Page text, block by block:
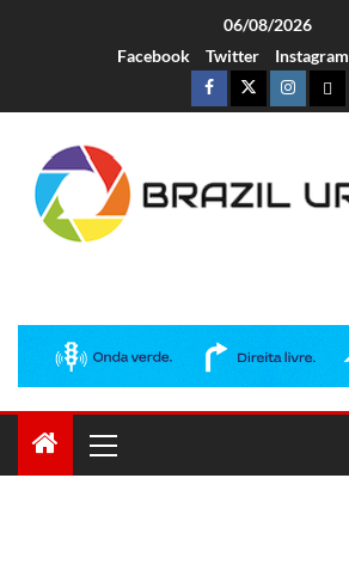
06/08/2026
Facebook
Twitter Instagram